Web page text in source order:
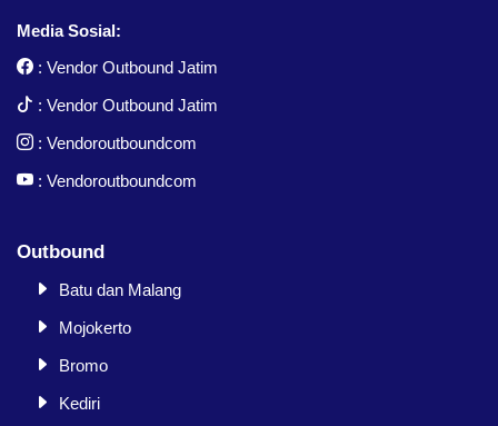
Media Sosial:
: Vendor Outbound Jatim
: Vendor Outbound Jatim
: Vendoroutboundcom
: Vendoroutboundcom
Outbound
Batu dan Malang
Mojokerto
Bromo
Kediri